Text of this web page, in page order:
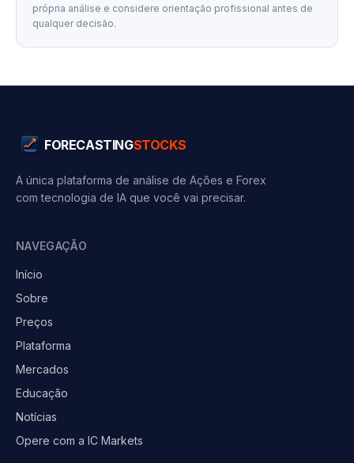
própria análise e considere orientação profissional antes de
qualquer decisão.
FORECASTINGSTOCKS
A única plataforma de análise de Ações e Forex
com tecnologia de IA que você vai precisar.
NAVEGAÇÃO
Início
Sobre
Preços
Plataforma
Mercados
Educação
Notícias
Opere com a IC Markets